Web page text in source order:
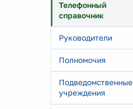
Телефонный
справочник
Руководители
Полномочия
Подведомственные
учреждения